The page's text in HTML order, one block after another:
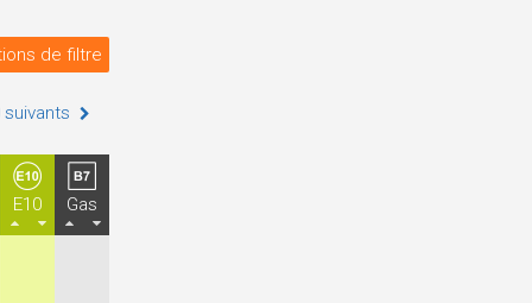
de filtre
suivants
E10
Gas